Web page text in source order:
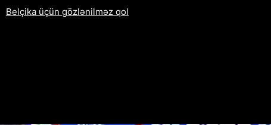
Belçika üçün gözlənilməz qol